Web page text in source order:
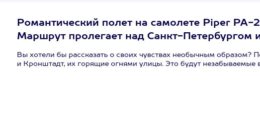
Романтический полет на самолете Piper PA-
Маршрут пролегает над Санкт-Петербургом
Вы хотели бы рассказать о своих чувствах необычным образом?
и Кронштадт, их горящие огнями улицы. Это будут незабываемые